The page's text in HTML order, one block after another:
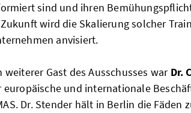
sind und ihren
wird die Skalierung solcher
anvisiert.
weiterer Gast des Ausschusses war Dr.
europäische und internationale
Dr. Stender hält in Berlin die Fäden